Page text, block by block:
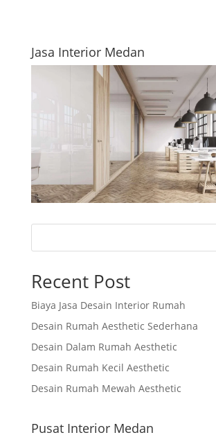
Jasa Interior Medan
Recent Post
Biaya Jasa Desain Interior Rumah
Desain Rumah Aesthetic Sederhana
Desain Dalam Rumah Aesthetic
Desain Rumah Kecil Aesthetic
Desain Rumah Mewah Aesthetic
Pusat Interior Medan